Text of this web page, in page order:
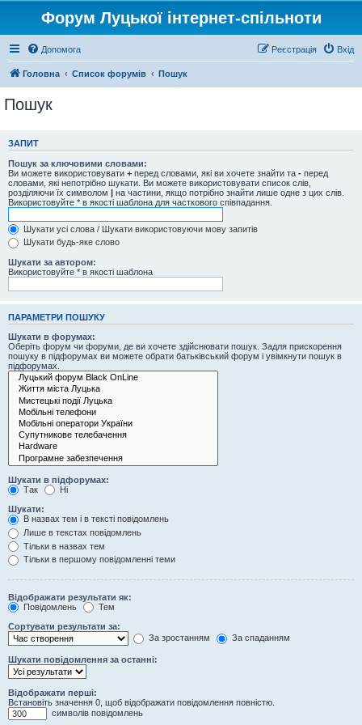
Форум Луцької інтернет-спільноти
Допомога Вхід
Реєстрація
Головна Список форумів Пошук
Пошук
ЗАПИТ
Пошук за ключовими словами:
Ви можете використовувати + перед словами, які ви хочете знайти та - перед
словами, які непотрібно шукати. Ви можете використовувати список слів,
розділяючи їх символом | на частини, якщо потрібно знайти лише одне з цих слів.
Використовуйте * в якості шаблона для часткового співпадання.
Шукати усі слова / Шукати використовуючи мову запитів
Шукати будь-яке слово
Шукати за автором:
Використовуйте * в якості шаблона
ПАРАМЕТРИ ПОШУКУ
Шукати в форумах:
Оберіть форум чи форуми, де ви хочете здійснювати пошук. Задля прискорення
пошуку в підфорумах ви можете обрати батьківський форум і увімкнути пошук в
підфорумах.
Шукати в підфорумах:
Так
Ні
Шукати:
В назвах тем і в тексті повідомлень
Лише в текстах повідомлень
Тільки в назвах тем
Тільки в першому повідомленні теми
Відображати результати як:
Повідомлень
Тем
Сортувати результати за:
За зростанням
За спаданням
Шукати повідомлення за останні:
Відображати перші:
Встановіть значення 0, щоб відображати повідомлення повністю.
символів повідомлень